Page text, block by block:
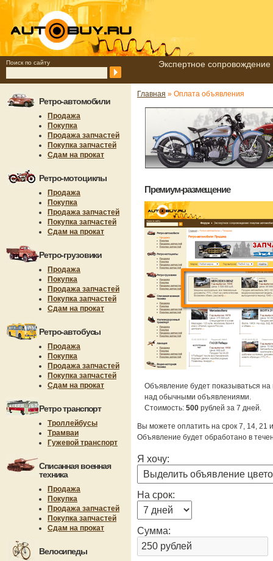
Поиск по сайту Экспертное
Ретро-автомобили
Продажа
Покупка
Продажа запчастей
Покупка запчастей
Сдам на прокат
Ретро-мотоциклы
Продажа
Покупка
Продажа запчастей
Покупка запчастей
Сдам на прокат
Ретро-грузовики
Продажа
Покупка
Продажа запчастей
Покупка запчастей
Сдам на прокат
Ретро-автобусы
Продажа
Покупка
Продажа запчастей
Покупка запчастей
Сдам на прокат
Ретро транспорт
Троллейбусы
Трамваи
Гужевой транспорт
Списанная военная
техника
Продажа
Покупка
Продажа запчастей
Покупка запчастей
Сдам на прокат
Велосипеды
Главная » Оплата объявления
Премиум-размещение
Объявление будет показываться
над обычными объявлениями.
Стоимость: 500 рублей за 7 дней.
Вы можете оплатить на срок 7, 14, 21
Объявление будет обработано в
Я хочу:
На срок:
Сумма: